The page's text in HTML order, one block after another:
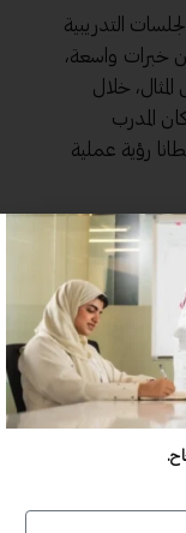
التدريبية
خبرات واسعة،
خلال
المدرب
رؤية عملية
الجاهزة هي القدرة
الأمر بالتدريب،
هنا، يمكن توضيح
بحيث
واضح ومباشر.